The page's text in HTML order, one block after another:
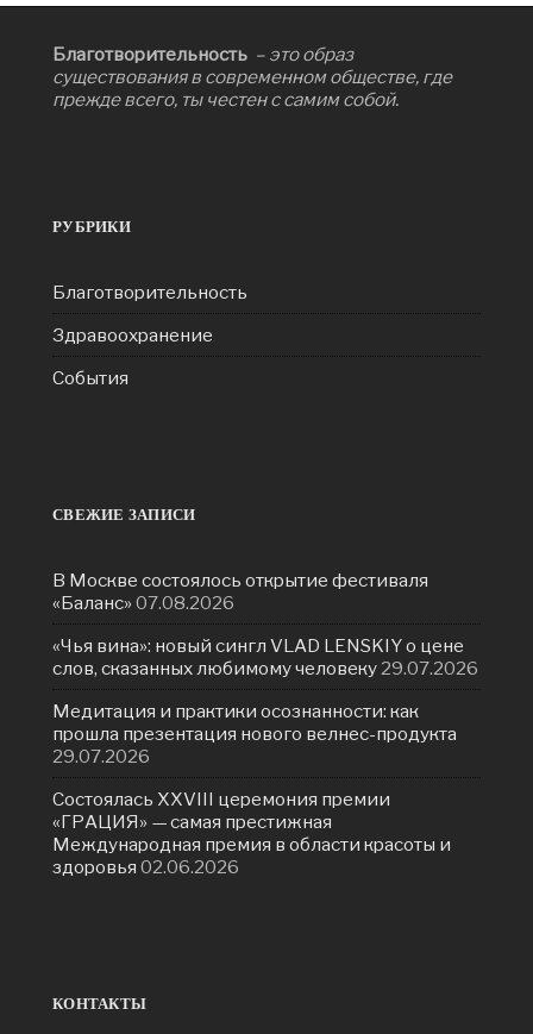
Благотворительность – это образ
существования в современном обществе, где
прежде всего, ты честен с самим собой.
РУБРИКИ
Благотворительность
Здравоохранение
События
СВЕЖИЕ ЗАПИСИ
В Москве состоялось открытие фестиваля
«Баланс» 07.08.2026
«Чья вина»: новый сингл VLAD LENSKIY о цене
слов, сказанных любимому человеку 29.07.2026
Медитация и практики осознанности: как
прошла презентация нового велнес-продукта
29.07.2026
Состоялась ХXVIII церемония премии
«ГРАЦИЯ» — самая престижная
Международная премия в области красоты и
здоровья 02.06.2026
КОНТАКТЫ